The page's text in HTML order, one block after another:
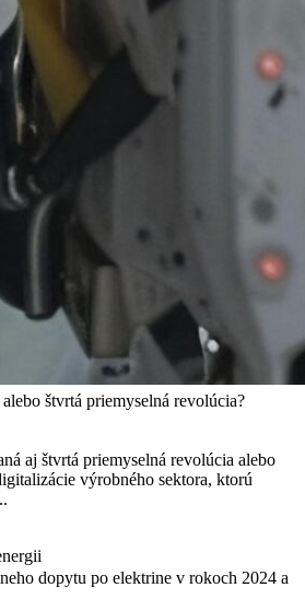
štvrtá priemyselná revolúcia?
aj štvrtá priemyselná revolúcia alebo
výrobného sektora, ktorú
dopytu po elektrine v rokoch 2024 a